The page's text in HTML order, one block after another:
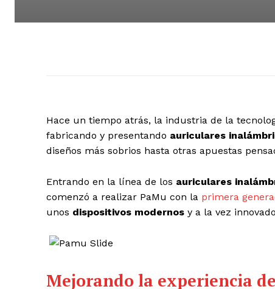
Hace un tiempo atrás, la industria de la
fabricando y presentando auriculares
diseños más sobrios hasta otras apuestas
Entrando en la línea de los auriculares
comenzó a realizar PaMu con la primera
unos dispositivos modernos y a la vez
Mejorando la experiencia